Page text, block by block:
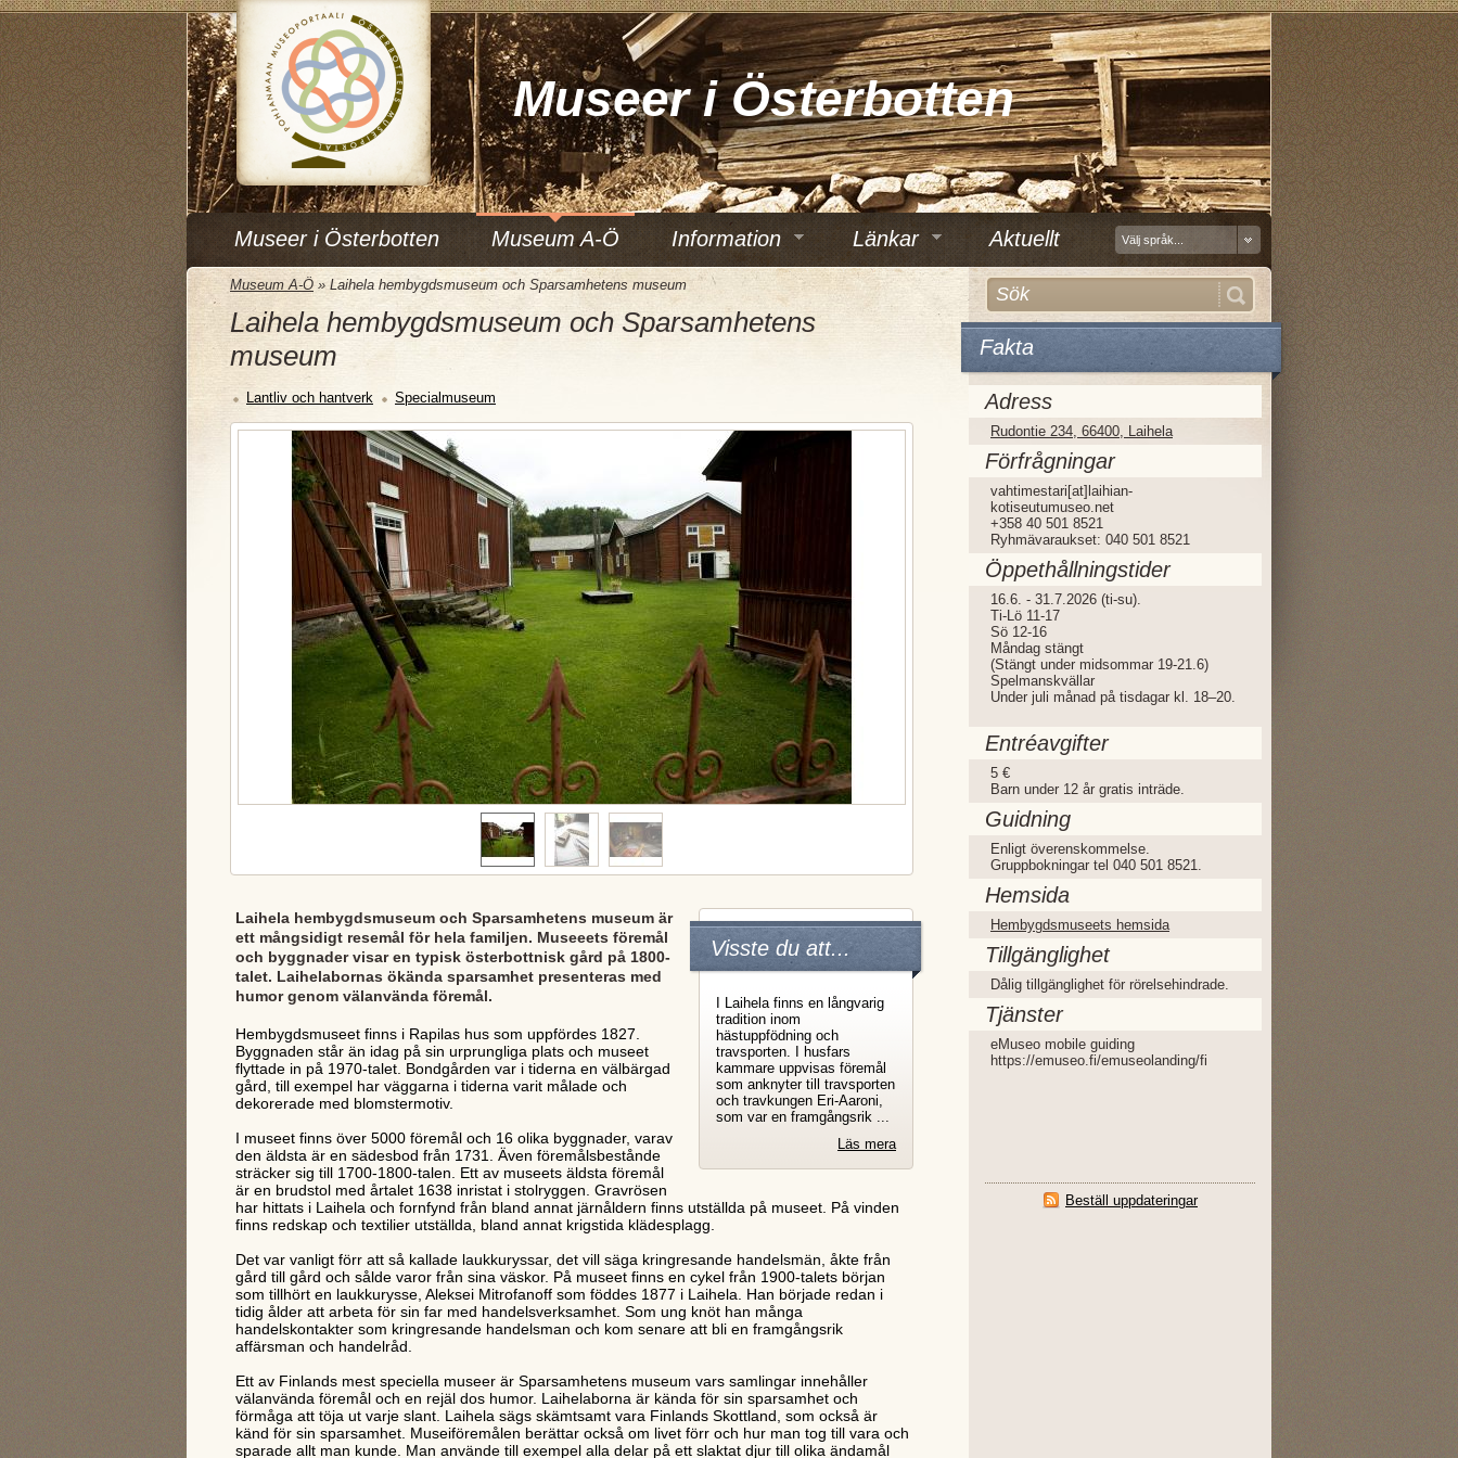
Museer i Österbotten
Museer i Österbotten Museum A-Ö Information Länkar Aktuellt Välj språk...
Fakta
Adress
Rudontie 234, 66400, Laihela
Förfrågningar
vahtimestari[at]laihian-
kotiseutumuseo.net
+358 40 501 8521
Ryhmävaraukset: 040 501 8521
Öppethållningstider
16.6. - 31.7.2026 (ti-su).
Ti-Lö 11-17
Sö 12-16
Måndag stängt
(Stängt under midsommar 19-21.6)
Spelmanskvällar
Under juli månad på tisdagar kl. 18–20.
Entréavgifter
5 €
Barn under 12 år gratis inträde.
Guidning
Enligt överenskommelse.
Gruppbokningar tel 040 501 8521.
Hemsida
Hembygdsmuseets hemsida
Tillgänglighet
Dålig tillgänglighet för rörelsehindrade.
Tjänster
eMuseo mobile guiding
https://emuseo.fi/emuseolanding/fi
Beställ uppdateringar
Museum A-Ö » Laihela hembygdsmuseum och Sparsamhetens museum
Laihela hembygdsmuseum och Sparsamhetens
museum
Lantliv och hantverk Specialmuseum
Visste du att...
I Laihela finns en långvarig
tradition inom
hästuppfödning och
travsporten. I husfars
kammare uppvisas föremål
som anknyter till travsporten
och travkungen Eri-Aaroni,
som var en framgångsrik ...
Läs mera
Laihela hembygdsmuseum och Sparsamhetens museum är
ett mångsidigt resemål för hela familjen. Museeets föremål
och byggnader visar en typisk österbottnisk gård på 1800-
talet. Laihelabornas ökända sparsamhet presenteras med
humor genom välanvända föremål.
Hembygdsmuseet finns i Rapilas hus som uppfördes 1827.
Byggnaden står än idag på sin urprungliga plats och museet
flyttade in på 1970-talet. Bondgården var i tiderna en välbärgad
gård, till exempel har väggarna i tiderna varit målade och
dekorerade med blomstermotiv.
I museet finns över 5000 föremål och 16 olika byggnader, varav
den äldsta är en sädesbod från 1731. Även föremålsbestånde
sträcker sig till 1700-1800-talen. Ett av museets äldsta föremål
är en brudstol med årtalet 1638 inristat i stolryggen. Gravrösen
har hittats i Laihela och fornfynd från bland annat järnåldern finns utställda på museet. På vinden
finns redskap och textilier utställda, bland annat krigstida klädesplagg.
Det var vanligt förr att så kallade laukkuryssar, det vill säga kringresande handelsmän, åkte från
gård till gård och sålde varor från sina väskor. På museet finns en cykel från 1900-talets början
som tillhört en laukkurysse, Aleksei Mitrofanoff som föddes 1877 i Laihela. Han började redan i
tidig ålder att arbeta för sin far med handelsverksamhet. Som ung knöt han många
handelskontakter som kringresande handelsman och kom senare att bli en framgångsrik
affärsman och handelråd.
Ett av Finlands mest speciella museer är Sparsamhetens museum vars samlingar innehåller
välanvända föremål och en rejäl dos humor. Laihelaborna är kända för sin sparsamhet och
förmåga att töja ut varje slant. Laihela sägs skämtsamt vara Finlands Skottland, som också är
känd för sin sparsamhet. Museiföremålen berättar också om livet förr och hur man tog till vara och
sparade allt man kunde. Man använde till exempel alla delar på ett slaktat djur till olika ändamål